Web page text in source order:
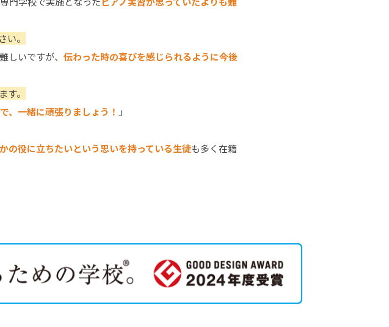
い。
しいですが、 伝わった時の喜びを感じられるように今後
す。
、一緒に頑張りましょう！ 」
の役に立ちたいという思いを持っている生徒も多く在籍